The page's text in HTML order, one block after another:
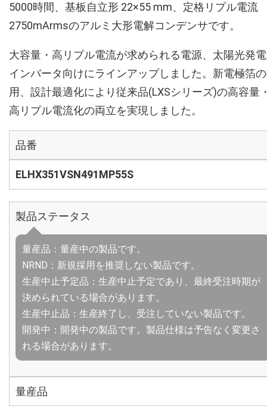
5000時間、基板自立形 22×55 mm、定格リプル電流
2750mArmsのアルミ大形電解コンデンサです。
大容量・高リプル電流が求められる電源、太陽光発
インバータ向けにラインアップしました。新電極箔
用、設計最適化により従来品(LXSシリーズ)の高容量
高リプル電流化の両立を実現しました。
品番
ELHX351VSN491MP55S
製品ステータス
量産品：量産中の製品です。
NRND：新規採用を推奨しない製品です。
生産中止予定品：生産中止予定であり、最終受注時期が
決められている場合があります。
生産中止品：生産終了し、受注していない製品です。
開発中：開発中の製品です。製品仕様は予告なく変更さ
れる場合があります。
量産品